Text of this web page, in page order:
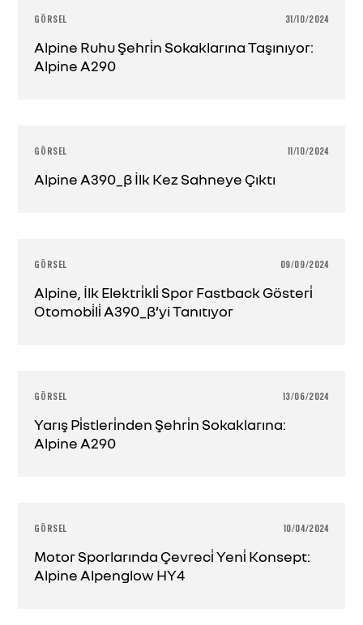
GÖRSEL 31/10/2024
Alpine Ruhu Şehri̇n Sokaklarına Taşınıyor:
Alpine A290
GÖRSEL 11/10/2024
Alpine A390_β İlk Kez Sahneye Çıktı
GÖRSEL 09/09/2024
Alpine, İlk Elektri̇kli̇ Spor Fastback Gösteri̇
Otomobi̇li̇ A390_β’yi Tanıtıyor
GÖRSEL 13/06/2024
Yarış Pi̇stleri̇nden Şehri̇n Sokaklarına:
Alpine A290
GÖRSEL 10/04/2024
Motor Sporlarında Çevreci̇ Yeni̇ Konsept:
Alpine Alpenglow HY4